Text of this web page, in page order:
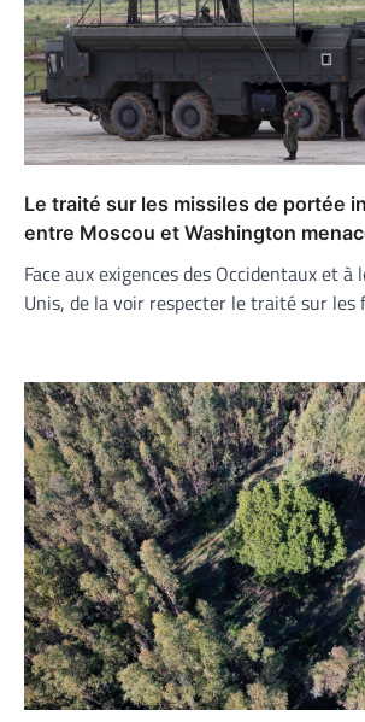
Le traité sur les missiles de portée
entre Moscou et Washington
Face aux exigences des Occidentaux et
Unis, de la voir respecter le traité sur les